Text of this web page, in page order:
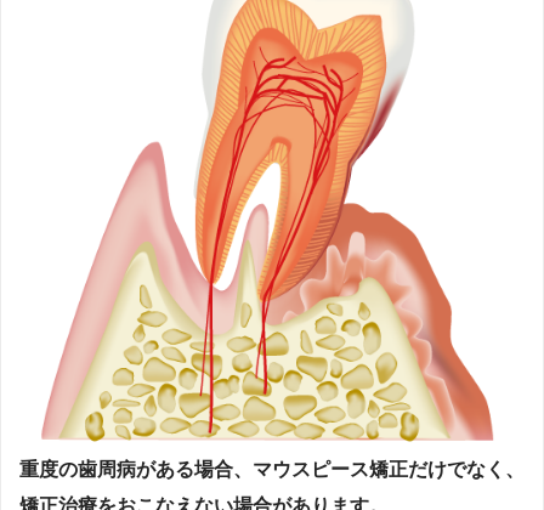
重度の歯周病がある場合、マウスピース矯正だけでなく、